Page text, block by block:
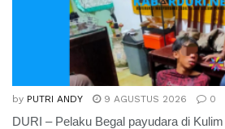
by PUTRI ANDY 9 AGUSTUS 2026 0
DURI – Pelaku Begal payudara di